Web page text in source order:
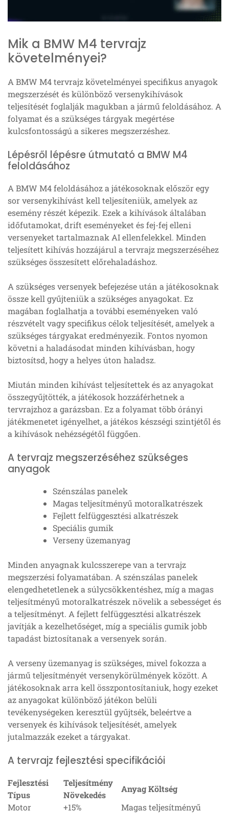
Mik a BMW M4 tervrajz
követelményei?
A BMW M4 tervrajz követelményei specifikus anyagok
megszerzését és különböző versenykihívások
teljesítését foglalják magukban a jármű feloldásához. A
folyamat és a szükséges tárgyak megértése
kulcsfontosságú a sikeres megszerzéshez.
Lépésről lépésre útmutató a BMW M4
feloldásához
A BMW M4 feloldásához a játékosoknak először egy
sor versenykihívást kell teljesíteniük, amelyek az
esemény részét képezik. Ezek a kihívások általában
időfutamokat, drift eseményeket és fej-fej elleni
versenyeket tartalmaznak AI ellenfelekkel. Minden
teljesített kihívás hozzájárul a tervrajz megszerzéséhez
szükséges összesített előrehaladáshoz.
A szükséges versenyek befejezése után a játékosoknak
össze kell gyűjteniük a szükséges anyagokat. Ez
magában foglalhatja a további eseményeken való
részvételt vagy specifikus célok teljesítését, amelyek a
szükséges tárgyakat eredményezik. Fontos nyomon
követni a haladásodat minden kihívásban, hogy
biztosítsd, hogy a helyes úton haladsz.
Miután minden kihívást teljesítettek és az anyagokat
összegyűjtötték, a játékosok hozzáférhetnek a
tervrajzhoz a garázsban. Ez a folyamat több órányi
játékmenetet igényelhet, a játékos készségi szintjétől és
a kihívások nehézségétől függően.
A tervrajz megszerzéséhez szükséges
anyagok
Szénszálas panelek
Magas teljesítményű motoralkatrészek
Fejlett felfüggesztési alkatrészek
Speciális gumik
Verseny üzemanyag
Minden anyagnak kulcsszerepe van a tervrajz
megszerzési folyamatában. A szénszálas panelek
elengedhetetlenek a súlycsökkentéshez, míg a magas
teljesítményű motoralkatrészek növelik a sebességet és
a teljesítményt. A fejlett felfüggesztési alkatrészek
javítják a kezelhetőséget, míg a speciális gumik jobb
tapadást biztosítanak a versenyek során.
A verseny üzemanyag is szükséges, mivel fokozza a
jármű teljesítményét versenykörülmények között. A
játékosoknak arra kell összpontosítaniuk, hogy ezeket
az anyagokat különböző játékon belüli
tevékenységeken keresztül gyűjtsék, beleértve a
versenyek és kihívások teljesítését, amelyek
jutalmazzák ezeket a tárgyakat.
A tervrajz fejlesztési specifikációi
Fejlesztési
Típus
Teljesítmény
Növekedés
Anyag Költség
Motor
+15%
Magas teljesítményű